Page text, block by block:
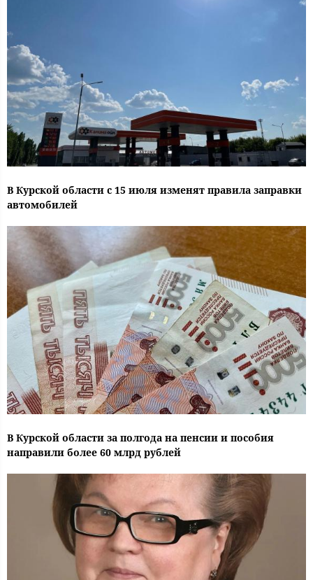
В Курской области с 15 июля изменят правила заправки
автомобилей
В Курской области за полгода на пенсии и пособия
направили более 60 млрд рублей